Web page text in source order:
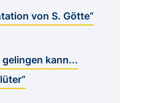
von S. Götte“
kann...